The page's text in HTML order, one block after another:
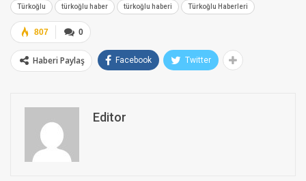
Türkoğlu türkoğlu haber türkoğlu haberi Türkoğlu Haberleri
0
807
Haberi Paylaş Facebook Twitter
Editor